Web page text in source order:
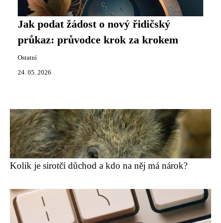
Jak podat žádost o nový řidičský
průkaz: průvodce krok za krokem
Ostatní
24. 05. 2026
Kolik je sirotčí důchod a kdo na něj má nárok?